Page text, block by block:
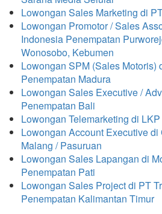
Lowongan Sales Marketing di
Lowongan Promotor / Sales
Indonesia Penempatan
Wonosobo, Kebumen
Lowongan SPM (Sales Motoris)
Penempatan Madura
Lowongan Sales Executive /
Penempatan Bali
Lowongan Telemarketing di
Lowongan Account Executive
Malang / Pasuruan
Lowongan Sales Lapangan di
Penempatan Pati
Lowongan Sales Project di PT
Penempatan Kalimantan Timur